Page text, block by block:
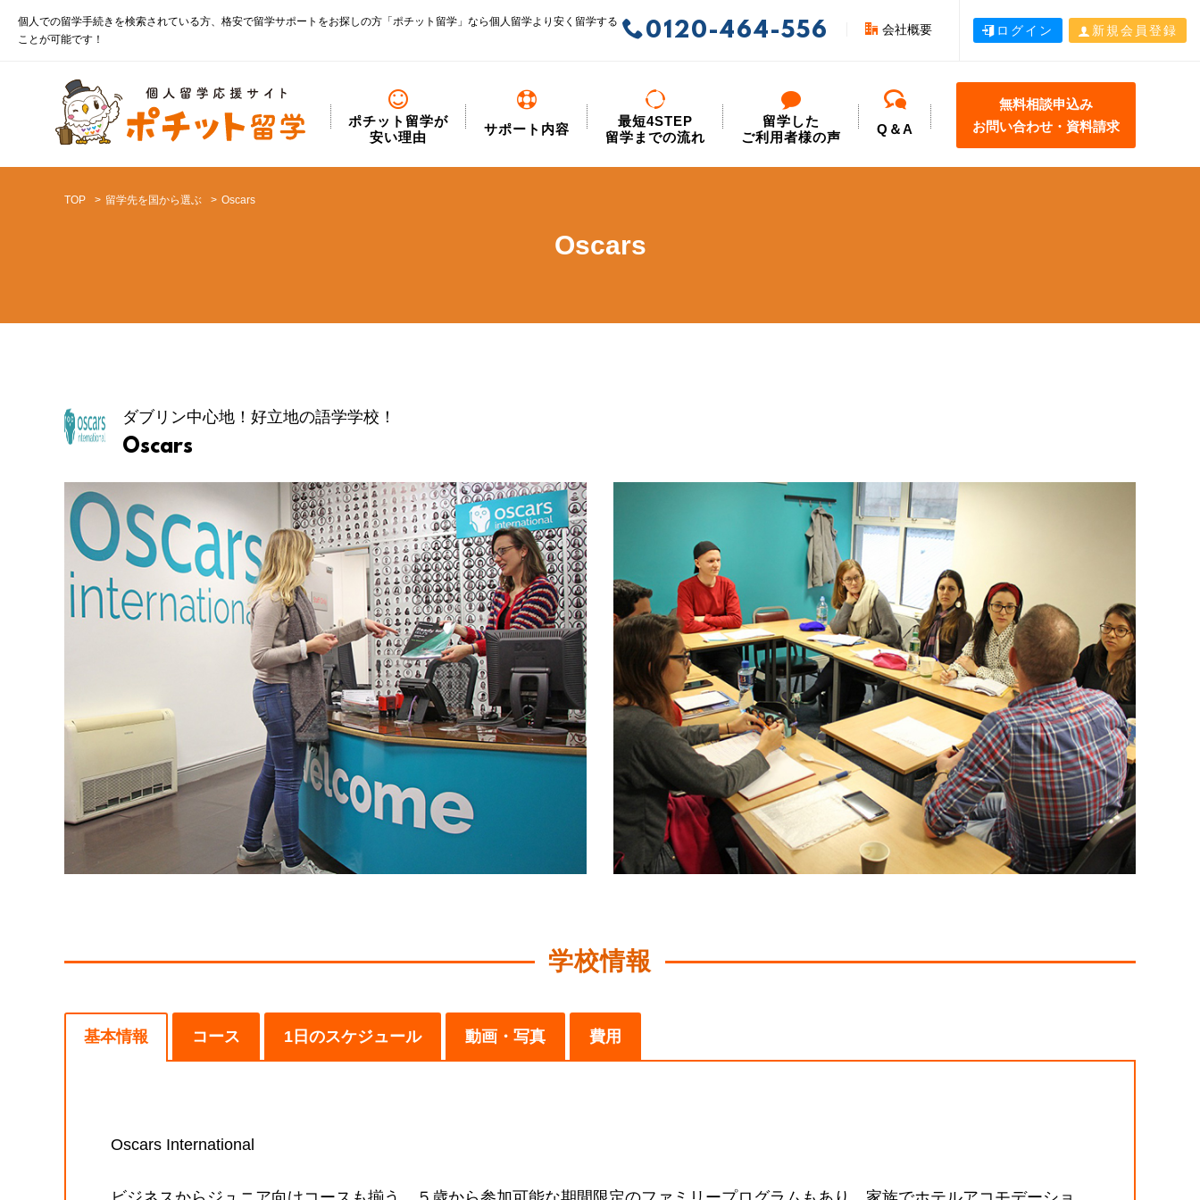
個人での留学手続きを検索されている方、格安で留学サポートをお探しの方「ポチット留学」なら個人留学より安く留学する
ことが可能です！
0120-464-556 会社概要 ログイン 新規会員登録
ポチット留学が
安い理由
サポート内容
最短4STEP
留学までの流れ
留学した
ご利用者様の声
Q＆A
無料相談申込み
お問い合わせ・資料請求
TOP 留学先を国から選ぶ Oscars
Oscars
ダブリン中心地！好立地の語学学校！
Oscars
学校情報
基本情報 コース 1日のスケジュール 動画・写真 費用
Oscars International